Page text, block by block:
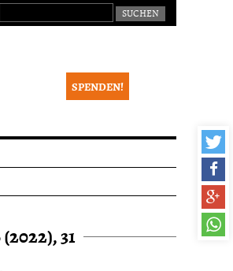
SUCHEN NACH:
SPENDEN!
31